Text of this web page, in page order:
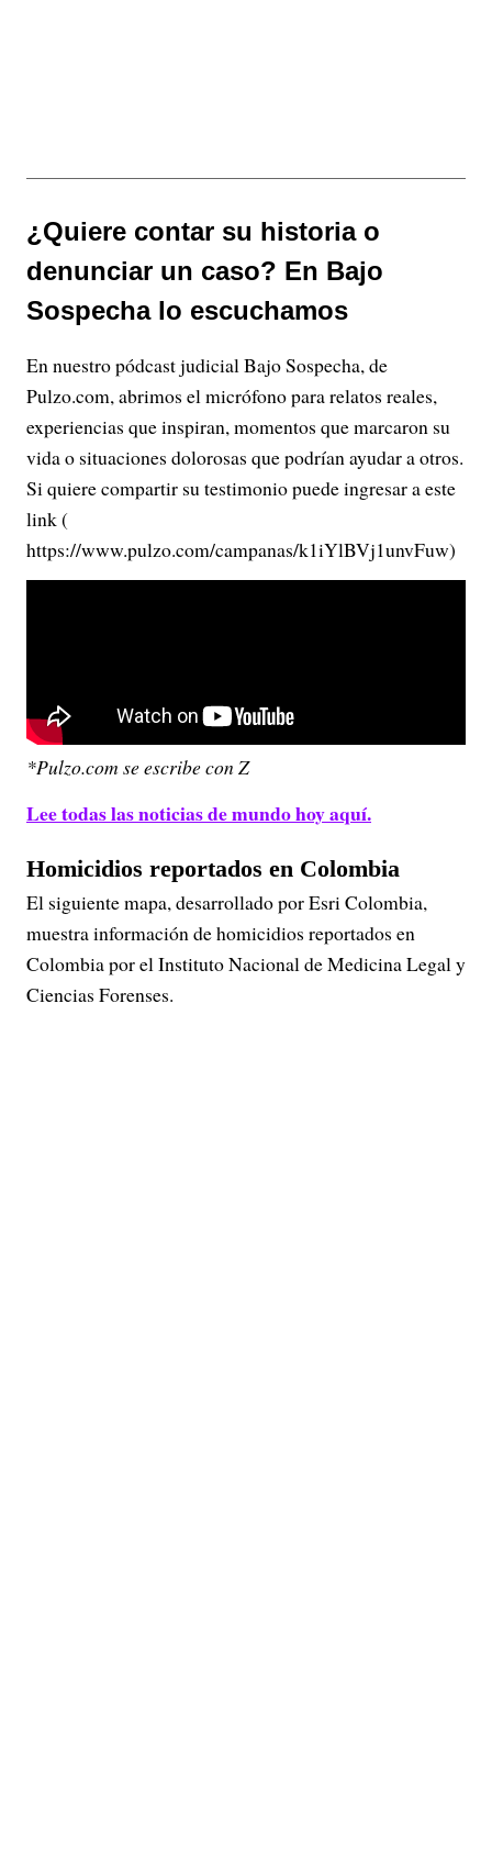
¿Quiere contar su historia o
denunciar un caso? En Bajo
Sospecha lo escuchamos
En nuestro pódcast judicial Bajo Sospecha, de
Pulzo.com, abrimos el micrófono para relatos reales,
experiencias que inspiran, momentos que marcaron su
vida o situaciones dolorosas que podrían ayudar a otros.
Si quiere compartir su testimonio puede ingresar a este
link (
https://www.pulzo.com/campanas/k1iYlBVj1unvFuw)
*Pulzo.com se escribe con Z
Lee todas las noticias de mundo hoy aquí.
Homicidios reportados en Colombia
El siguiente mapa, desarrollado por Esri Colombia,
muestra información de homicidios reportados en
Colombia por el Instituto Nacional de Medicina Legal y
Ciencias Forenses.